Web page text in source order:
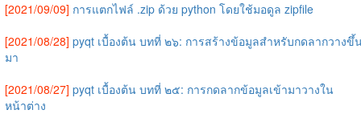
[2021/09/09] การแตกไฟล์ .zip ด้วย python โดยใช้มอดูล zipfile
[2021/08/28] pyqt เบื้องต้น บทที่ ๒๖: การสร้างข้อมูลสำหรับกดลากวางขึ้
มา
[2021/08/27] pyqt เบื้องต้น บทที่ ๒๕: การกดลากข้อมูลเข้ามาวางใน
หน้าต่าง